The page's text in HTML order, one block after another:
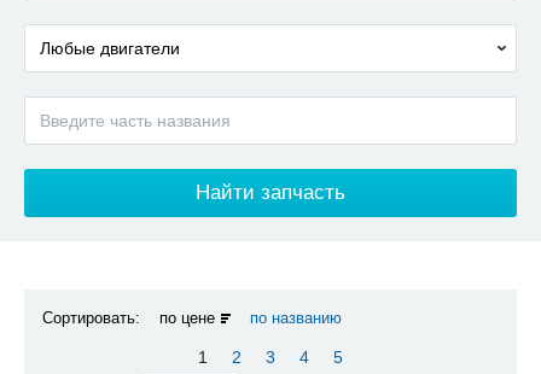
Сортировать: по цене по названию
1 2 3 4 5